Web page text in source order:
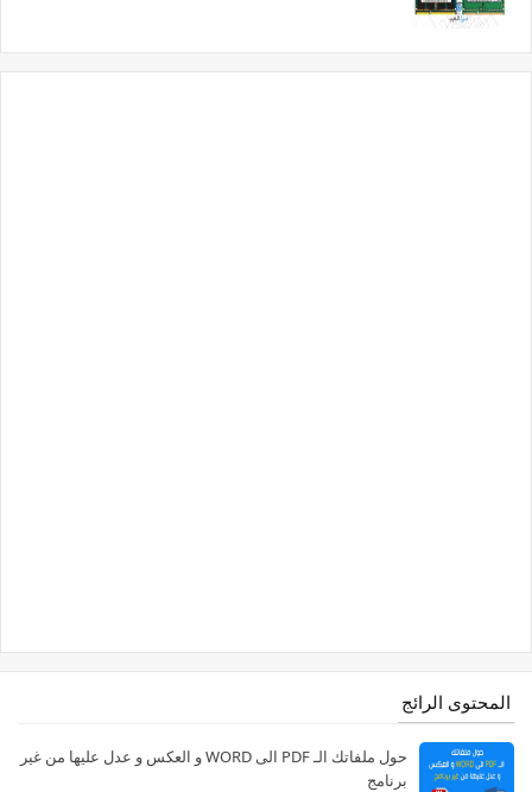
المحتوى الرائج
حول ملفاتك الـ PDF الى WORD و العكس و عدل عليها من غير
برنامج